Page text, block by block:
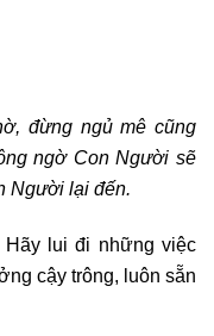
đừng ngủ mê cũng
ngờ Con Người sẽ
Người lại đến.
lui đi những việc
cậy trông, luôn sẵn